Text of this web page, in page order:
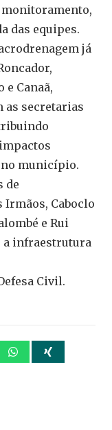
monitoramento,
das equipes.
já
e Canaã,
as secretarias
no município.
de
Irmãos, Caboclo
e Rui
a infraestrutura
Civil.